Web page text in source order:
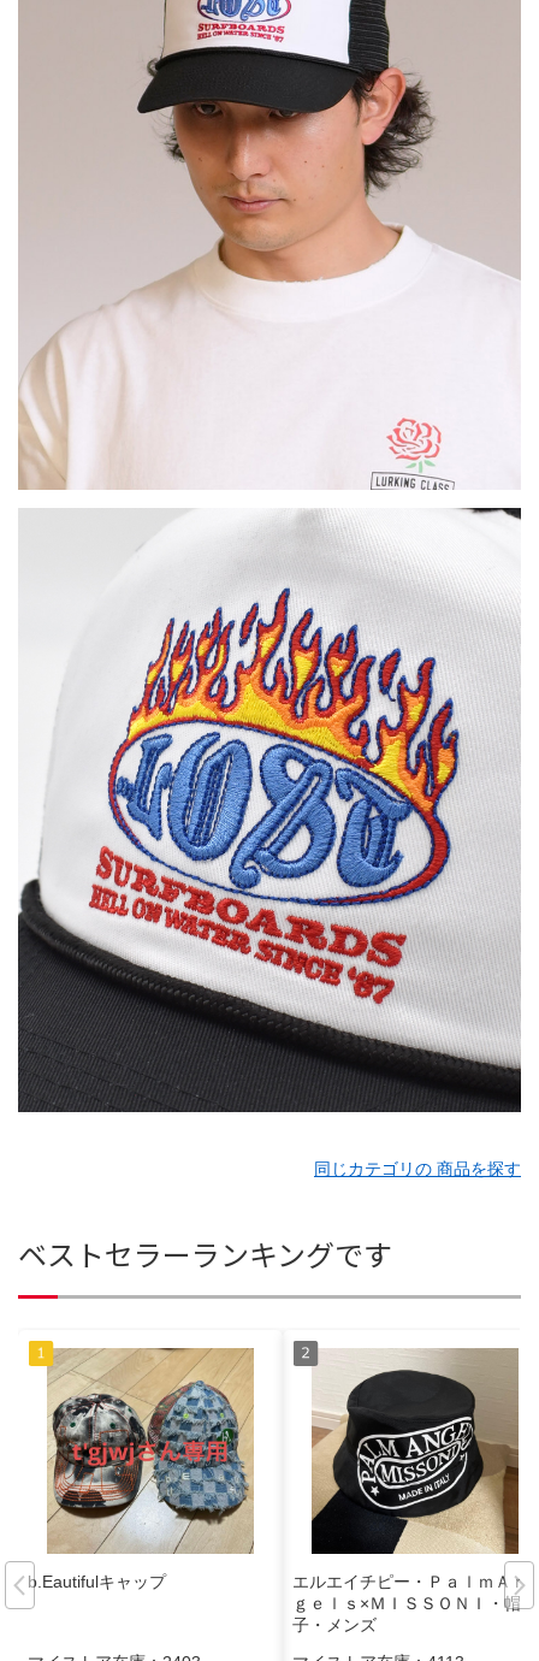
同じカテゴリの 商品を探す
ベストセラーランキングです
b.Eautifulキャップ
エルエイチピー・ＰａｌｍＡｎ
ｇｅｌｓ×ＭＩＳＳＯＮＩ・帽
子・メンズ